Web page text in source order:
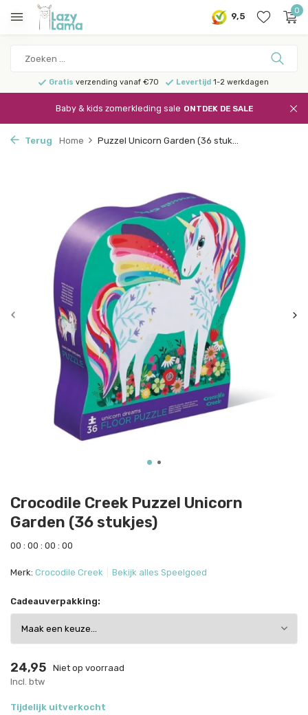
9,5
0
Gratis verzending vanaf €70 Levertijd1-2 werkdagen
Baby & kids zomerkleding sale ONTDEK DE SALE
Terug Home Puzzel Unicorn Garden (36 stuk...
Crocodile Creek Puzzel Unicorn
Garden (36 stukjes)
00 : 00 : 00 : 00
Merk: Crocodile Creek Bekijk alles Speelgoed
Cadeauverpakking:
24,95
Niet op voorraad
Incl. btw
Tijdelijk uitverkocht